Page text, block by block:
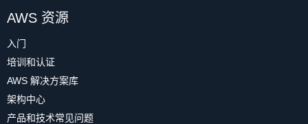
AWS 资源
入门
培训和认证
AWS 解决方案库
架构中心
产品和技术常见问题